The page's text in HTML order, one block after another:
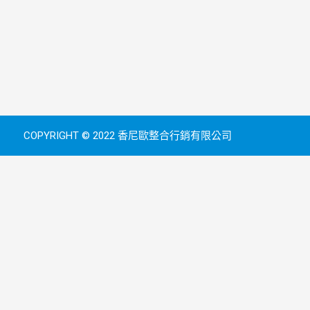
COPYRIGHT © 2022 香尼歐整合行銷有限公司